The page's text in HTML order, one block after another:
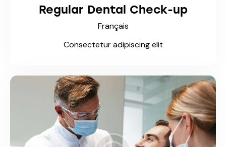
Regular Dental Check-up
Français
Consectetur adipiscing elit